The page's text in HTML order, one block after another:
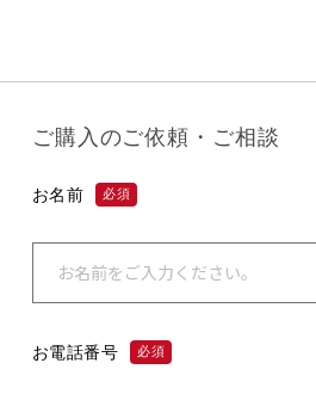
ご購入のご依頼・ご相談
お名前 必須
お電話番号 必須